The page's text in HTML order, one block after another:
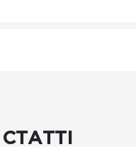
СТАТТІ